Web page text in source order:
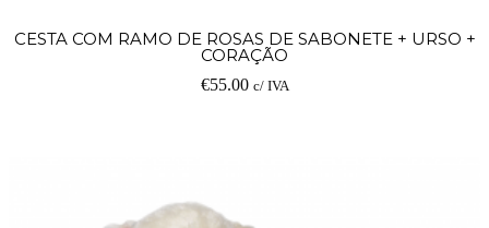
CESTA COM RAMO DE ROSAS DE SABONETE + URSO +
CORAÇÃO
€55.00 c/ IVA